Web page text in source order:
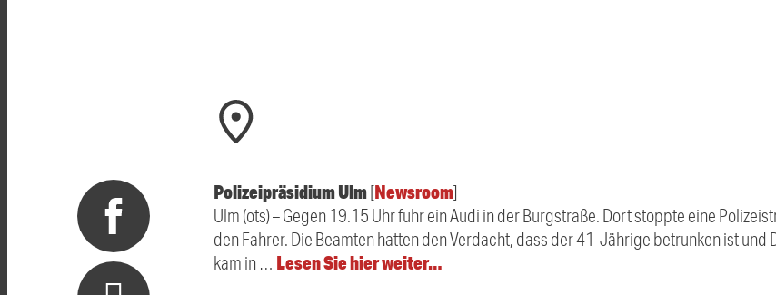
Polizeipräsidium Ulm[Newsroom]
Ulm (ots) – Gegen 19.15 Uhr fuhr ein Audi in der Burgstraße. Dort stoppte eine
den Fahrer. Die Beamten hatten den Verdacht, dass der 41-Jährige betrunken ist und
kam in … Lesen Sie hier weiter…